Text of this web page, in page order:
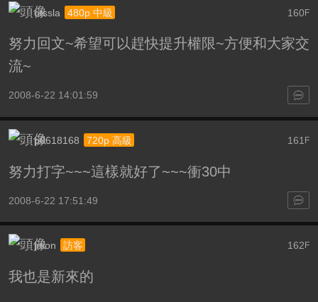
160F
otssla 480p 中級
努力回文~希望可以趕快提升權限~方便和大家交
流~
2008-6-22 14:01:59
161 F
p0618168 720p 高級
努力打字~~~這樣就好了~~~衝30中
2008-6-22 17:51:49
162 F
jrtion 訪客
我也是新來的